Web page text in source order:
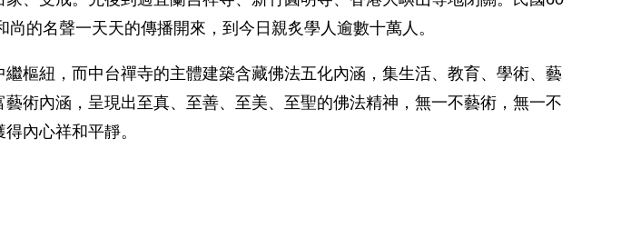
的名聲一天天的傳播開來，到今日親炙學人逾數十萬人。
樞紐，而中台禪寺的主體建築含藏佛法五化內涵，集生活、教育、學術、藝
內涵，呈現出至真、至善、至美、至聖的佛法精神，無一不藝術，無一不
內心祥和平靜。